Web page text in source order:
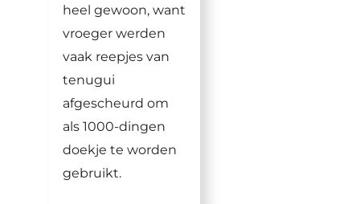
heel gewoon, want
vroeger werden
vaak reepjes van
tenugui
afgescheurd om
als 1000-dingen
doekje te worden
gebruikt.